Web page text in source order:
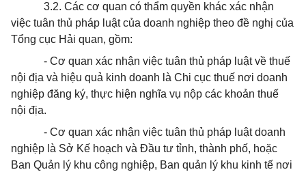
3.2. Các cơ quan có thẩm quyền khác xác nhận
việc tuân thủ pháp luật của doanh nghiệp theo đề nghị của
Tổng cục Hải quan, gồm:
- Cơ quan xác nhận việc tuân thủ pháp luật về thuế
nội địa và hiệu quả kinh doanh là Chi cục thuế nơi doanh
nghiệp đăng ký, thực hiện nghĩa vụ nộp các khoản thuế
nội địa.
- Cơ quan xác nhận việc tuân thủ pháp luật doanh
nghiệp là Sở Kế hoạch và Đầu tư tỉnh, thành phố, hoặc
Ban Quản lý khu công nghiệp, Ban quản lý khu kinh tế nơi